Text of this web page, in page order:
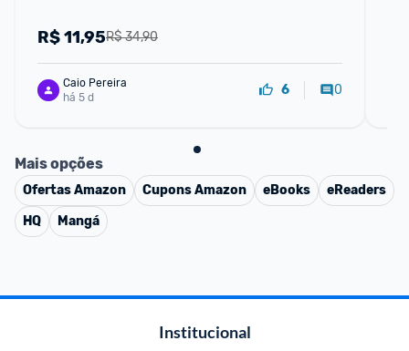
R$ 34,90
R$11,95
Caio Pereira
há 5 d
6 0
Mais opções
OfertasAmazon CuponsAmazon eBooks
eReaders
HQ
Mangá
Institucional